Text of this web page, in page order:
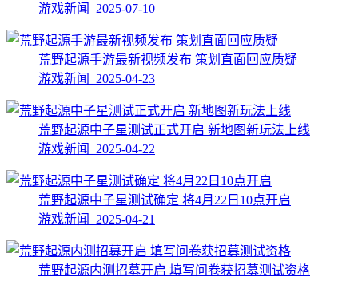
游戏新闻 2025-07-10
荒野起源手游最新视频发布 策划直面回应质疑
游戏新闻 2025-04-23
荒野起源中子星测试正式开启 新地图新玩法上线
游戏新闻 2025-04-22
荒野起源中子星测试确定 将4月22日10点开启
游戏新闻 2025-04-21
荒野起源内测招募开启 填写问卷获招募测试资格